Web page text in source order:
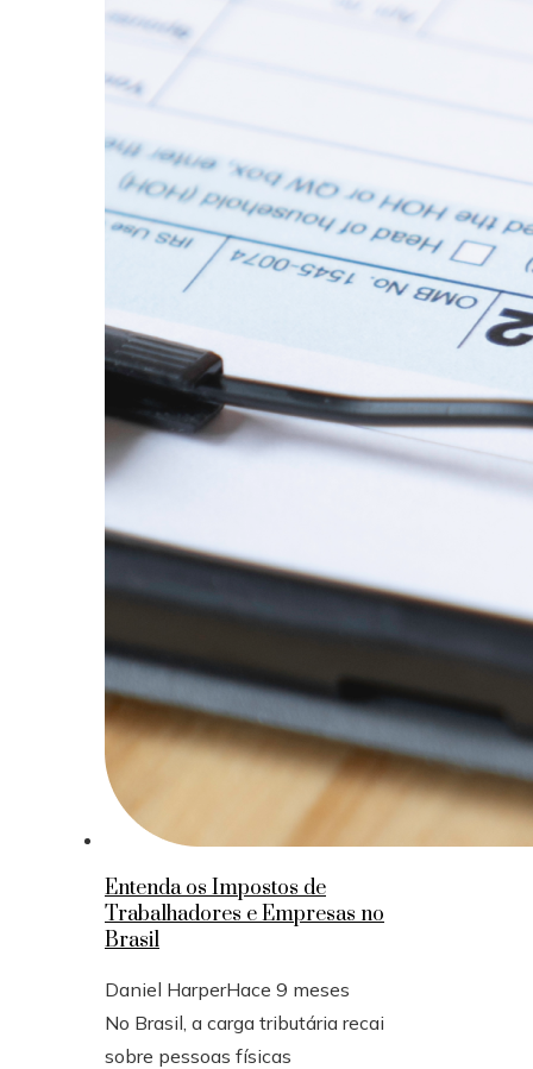
Entenda os Impostos de
Trabalhadores e Empresas no
Brasil
Daniel HarperHace 9 meses
No Brasil, a carga tributária recai
sobre pessoas físicas